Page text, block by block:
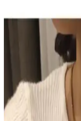
Sun Brown Carrot
cilde sağlıklı bronzluk
uzun süre kalıcı sonuçlar
TUTUYA TEXTIL
Renkli Lif Seti
Alanları
TUTUYA TEXTIL'in el
yapısıyla çeşitli
memnuniyeti sağlayan